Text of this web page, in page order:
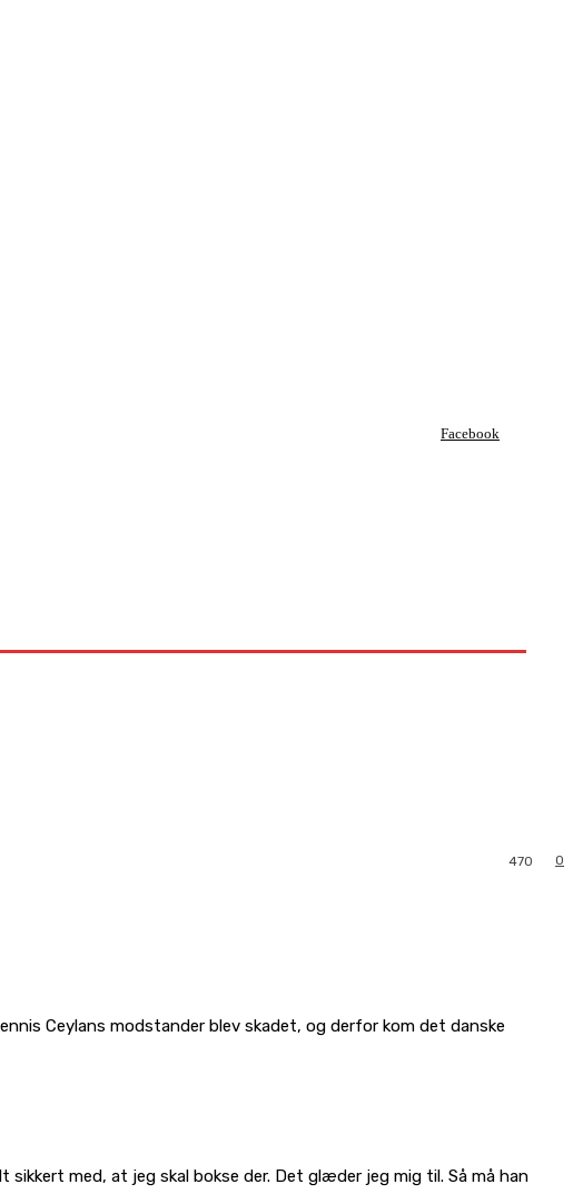
Facebook
0
470
Ceylans modstander blev skadet, og derfor kom det danske
med, at jeg skal bokse der. Det glæder jeg mig til. Så må han